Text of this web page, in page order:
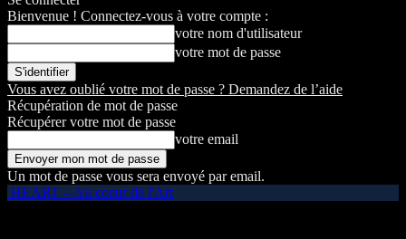
Bienvenue ! Connectez-vous à votre compte :
votre nom d'utilisateur
votre mot de passe
Vous avez oublié votre mot de passe ? Demandez de l’aide
Récupération de mot de passe
Récupérer votre mot de passe
votre email
Un mot de passe vous sera envoyé par email.
HEART – Au coeur de l'Art